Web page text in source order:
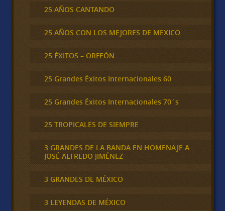
25 AÑOS CANTANDO
25 AÑOS CON LOS MEJORES DE MEXICO
25 ÉXITOS – ORFEÓN
25 Grandes Éxitos Internacionales 60
25 Grandes Éxitos Internacionales 70´s
25 TROPICALES DE SIEMPRE
3 GRANDES DE LA BANDA EN HOMENAJE A
JOSÉ ALFREDO JIMÉNEZ
3 GRANDES DE MÉXICO
3 LEYENDAS DE MÉXICO